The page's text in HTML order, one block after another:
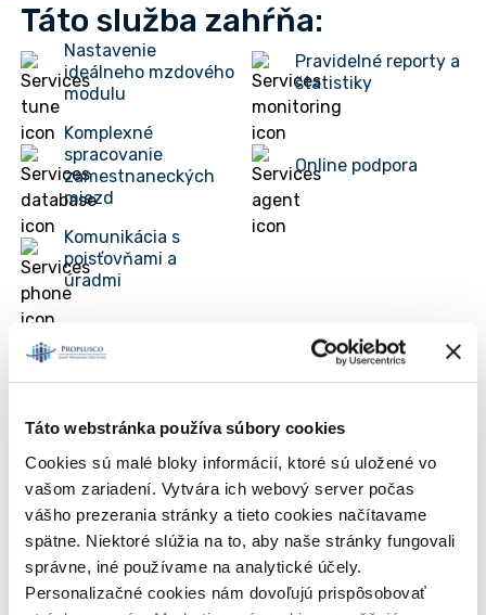
Táto webstránka používa súbory cookies
Cookies sú malé bloky informácií, ktoré sú uložené vo
vašom zariadení. Vytvára ich webový server počas
vášho prezerania stránky a tieto cookies načítavame
spätne. Niektoré slúžia na to, aby naše stránky fungovali
správne, iné používame na analytické účely.
Personalizačné cookies nám dovoľujú prispôsobovať
Táto služba zahŕňa:
Nastavenie
ideálneho mzdového
modulu
Pravidelné reporty a
štatistiky
Komplexné
spracovanie
zamestnaneckých
miezd
Online podpora
Komunikácia s
poisťovňami a
úradmi
Potrebujete pomôcť
s výberom služby
z našej ponuky?
Kontaktujte naše obchodné oddelenie:
0911 966 499
alebo požiadajte o nezáväznú cenovú ponuku